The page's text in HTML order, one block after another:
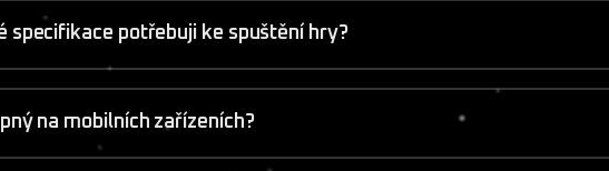
specifikace potřebuji ke spuštění hry?
na mobilních zařízeních?